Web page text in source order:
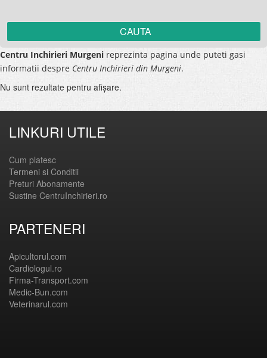
Centru Inchirieri Murgeni reprezinta pagina unde puteti gasi
informatii despre Centru Inchirieri din Murgeni.
Nu sunt rezultate pentru afişare.
LINKURI UTILE
Cum platesc
Termeni si Conditii
Preturi Abonamente
Sustine CentruInchirieri.ro
PARTENERI
Apicultorul.com
Cardiologul.ro
Firma-Transport.com
Medic-Bun.com
Veterinarul.com